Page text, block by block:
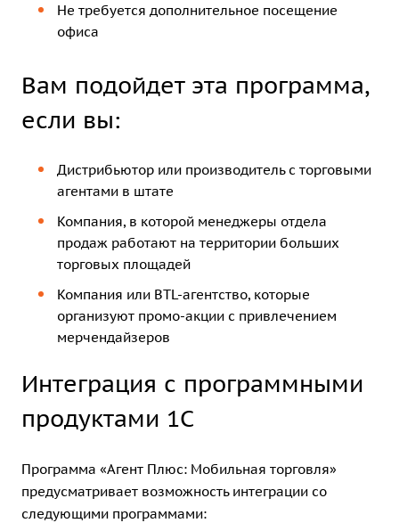
Не требуется дополнительное посещение
офиса
Вам подойдет эта программа,
если вы:
Дистрибьютор или производитель с торговыми
агентами в штате
Компания, в которой менеджеры отдела
продаж работают на территории больших
торговых площадей
Компания или BTL-агентство, которые
организуют промо-акции с привлечением
мерчендайзеров
Интеграция с программными
продуктами 1С
Программа «Агент Плюс: Мобильная торговля»
предусматривает возможность интеграции со
следующими программами: